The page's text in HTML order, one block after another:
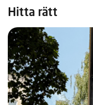
Hitta rätt